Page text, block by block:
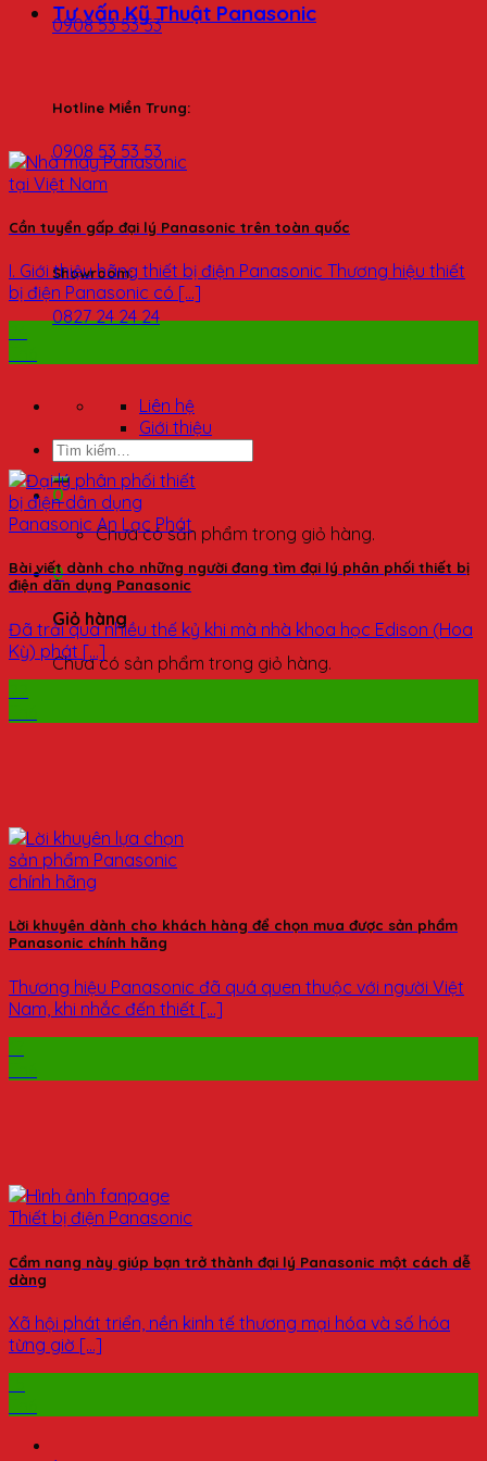
0908 53 53 53
Hotline Miền Trung:
0908 53 53 53
Showroom:
0827 24 24 24
Liên hệ
Giới thiệu
0
Chưa có sản phẩm trong giỏ hàng.
0
Giỏ hàng
Chưa có sản phẩm trong giỏ hàng.
Tư vấn Kỹ Thuật Panasonic
Cần tuyển gấp đại lý Panasonic trên toàn quốc
I. Giới thiệu hãng thiết bị điện Panasonic Thương hiệu thiết
bị điện Panasonic có [...]
Bài viết dành cho những người đang tìm đại lý phân phối thiết bị
điện dân dụng Panasonic
Đã trải qua nhiều thế kỷ khi mà nhà khoa học Edison (Hoa
Kỳ) phát [...]
Lời khuyên dành cho khách hàng để chọn mua được sản phẩm
Panasonic chính hãng
Thương hiệu Panasonic đã quá quen thuộc với người Việt
Nam, khi nhắc đến thiết [...]
Cẩm nang này giúp bạn trở thành đại lý Panasonic một cách dễ
dàng
Xã hội phát triển, nền kinh tế thương mại hóa và số hóa
từng giờ [...]